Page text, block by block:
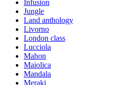
Infusion
Jungle
Land anthology
Livorno
London class
Lucciola
Mahon
Maiolica
Mandala
Meraki